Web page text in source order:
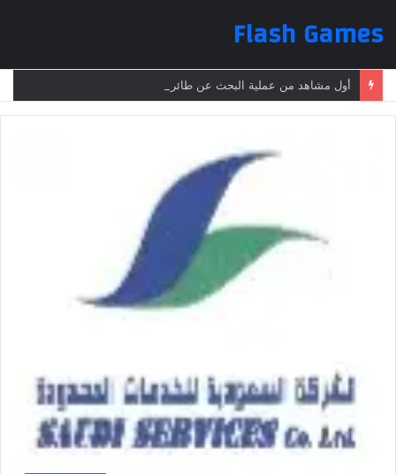
Flash Games